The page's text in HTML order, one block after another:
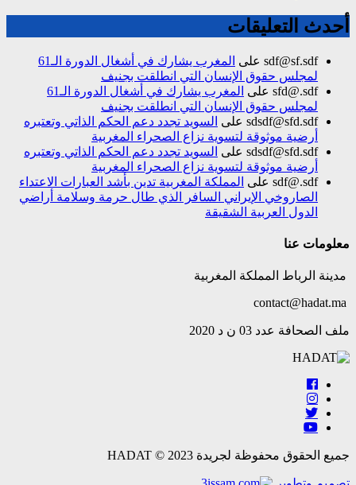
أحدث التعليقات
sdf@sf.sdf على
المغرب يشارك في أشغال الدورة الـ61
لمجلس حقوق الإنسان التي انطلقت بجنيف
sfd@.sdf على
المغرب يشارك في أشغال الدورة الـ61
لمجلس حقوق الإنسان التي انطلقت بجنيف
sdsdf@sfd.sdf على السويد تجدد دعم الحكم الذاتي وتعتبره
أرضية موثوقة لتسوية نزاع الصحراء المغربية
sdsdf@sfd.sdf على السويد تجدد دعم الحكم الذاتي وتعتبره
أرضية موثوقة لتسوية نزاع الصحراء المغربية
sdf@.sdf على المملكة المغربية تدين بأشد العبارات الاعتداء
الصاروخي الإيراني السافر الذي طال حرمة وسلامة أراضي
الدول العربية الشقيقة
معلومات عنا
مدينة الرباط المملكة المغربية
ملف الصحافة عدد 03 ن د 2020
جميع الحقوق محفوظة لجريدة HADAT © 2023